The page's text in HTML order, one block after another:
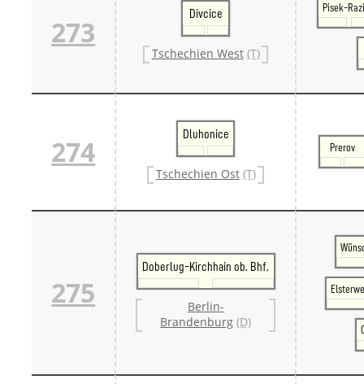
273
Divcice
Tschechien West (T)
Pisek-
274
Dluhonice
Tschechien Ost (T)
Prerov
275
Doberlug-Kirchhain ob. Bhf.
Berlin-
Brandenburg (D)